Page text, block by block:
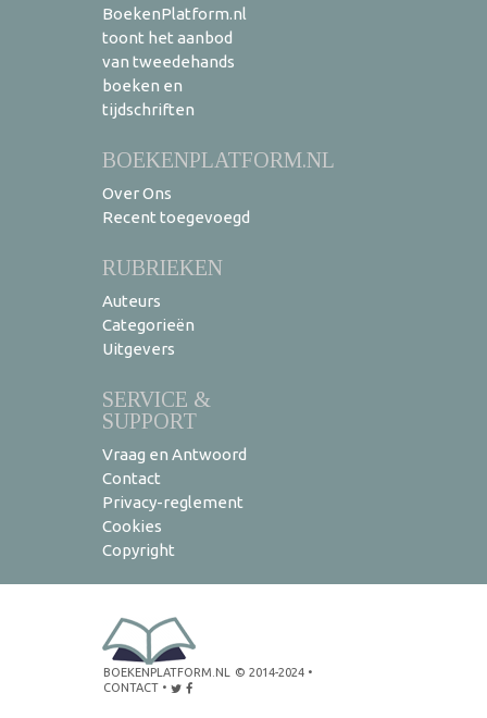
BoekenPlatform.nl
toont het aanbod
van tweedehands
boeken en
tijdschriften
BOEKENPLATFORM.NL
Over Ons
Recent toegevoegd
RUBRIEKEN
Auteurs
Categorieën
Uitgevers
SERVICE &
SUPPORT
Vraag en Antwoord
Contact
Privacy-reglement
Cookies
Copyright
BOEKENPLATFORM.NL © 2014-2024 •
CONTACT •